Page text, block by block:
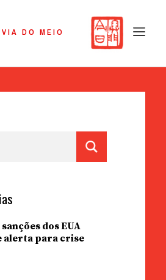
VIA DO MEIO
dos EUA
alerta para crise